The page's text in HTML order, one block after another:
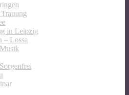
in Leipzig
– Lossa